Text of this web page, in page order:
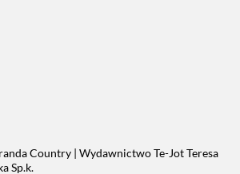
Country | Wydawnictwo Te-Jot Teresa
Sp.k.
ZRÓB TO SAM